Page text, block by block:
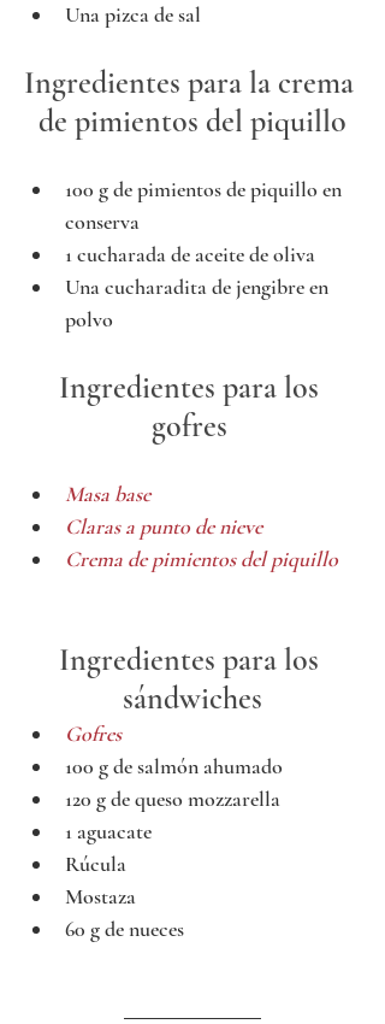
Una pizca de sal
Ingredientes para la crema
de pimientos del piquillo
100 g de pimientos de piquillo en
conserva
1 cucharada de aceite de oliva
Una cucharadita de jengibre en
polvo
Ingredientes para los
gofres
Masa base
Claras a punto de nieve
Crema de pimientos del piquillo
Ingredientes para los
sándwiches
Gofres
100 g de salmón ahumado
120 g de queso mozzarella
1 aguacate
Rúcula
Mostaza
60 g de nueces